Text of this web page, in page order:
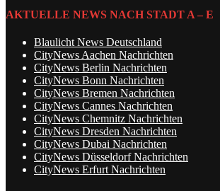
AKTUELLE NEWS NACH STADT A – E
Blaulicht News Deutschland
CityNews Aachen Nachrichten
CityNews Berlin Nachrichten
CityNews Bonn Nachrichten
CityNews Bremen Nachrichten
CityNews Cannes Nachrichten
CityNews Chemnitz Nachrichten
CityNews Dresden Nachrichten
CityNews Dubai Nachrichten
CityNews Düsseldorf Nachrichten
CityNews Erfurt Nachrichten